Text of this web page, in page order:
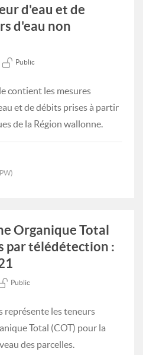
d'eau et de
d'eau non
Public
contient les mesures
et de débits prises à partir
de la Région wallonne.
Organique Total
par télédétection :
Public
représente les teneurs
Total (COT) pour la
des parcelles.